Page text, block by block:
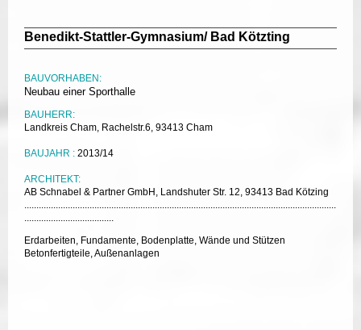
Benedikt-Stattler-Gymnasium/ Bad Kötzting
BAUVORHABEN:
Neubau einer Sporthalle
BAUHERR:
Landkreis Cham, Rachelstr.6, 93413 Cham
BAUJAHR : 2013/14
ARCHITEKT:
AB Schnabel & Partner GmbH, Landshuter Str. 12, 93413 Bad Kötzing
.................................................................................................................................
.....................................
Erdarbeiten, Fundamente, Bodenplatte, Wände und Stützen
Betonfertigteile, Außenanlagen